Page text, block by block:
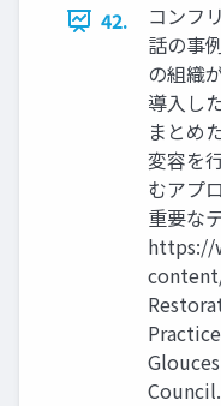
42.
コンフ
話の事
の組織
導入し
まとめ
変容を
むアプ
重要な
https://